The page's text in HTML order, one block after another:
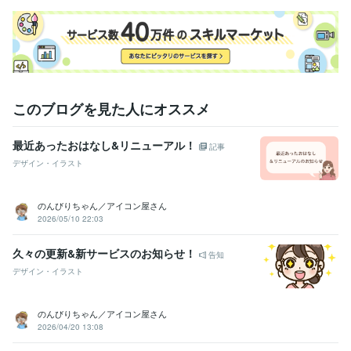
このブログを見た人にオススメ
最近あったおはなし&リニューアル！
記事
デザイン・イラスト
のんびりちゃん／アイコン屋さん
2026/05/10 22:03
久々の更新&新サービスのお知らせ！
告知
デザイン・イラスト
のんびりちゃん／アイコン屋さん
2026/04/20 13:08